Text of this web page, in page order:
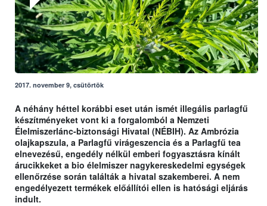
2017. november 9, csütörtök
A néhány héttel korábbi eset után ismét illegális parlagfű
készítményeket vont ki a forgalomból a Nemzeti
Élelmiszerlánc-biztonsági Hivatal (NÉBIH). Az Ambrózia
olajkapszula, a Parlagfű virágeszencia és a Parlagfű tea
elnevezésű, engedély nélkül emberi fogyasztásra kínált
árucikkeket a bio élelmiszer nagykereskedelmi egységek
ellenőrzése során találták a hivatal szakemberei. A nem
engedélyezett termékek előállítói ellen is hatósági eljárás
indult.